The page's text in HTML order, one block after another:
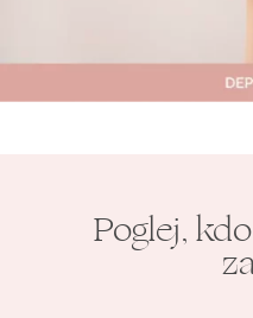
Poglej,